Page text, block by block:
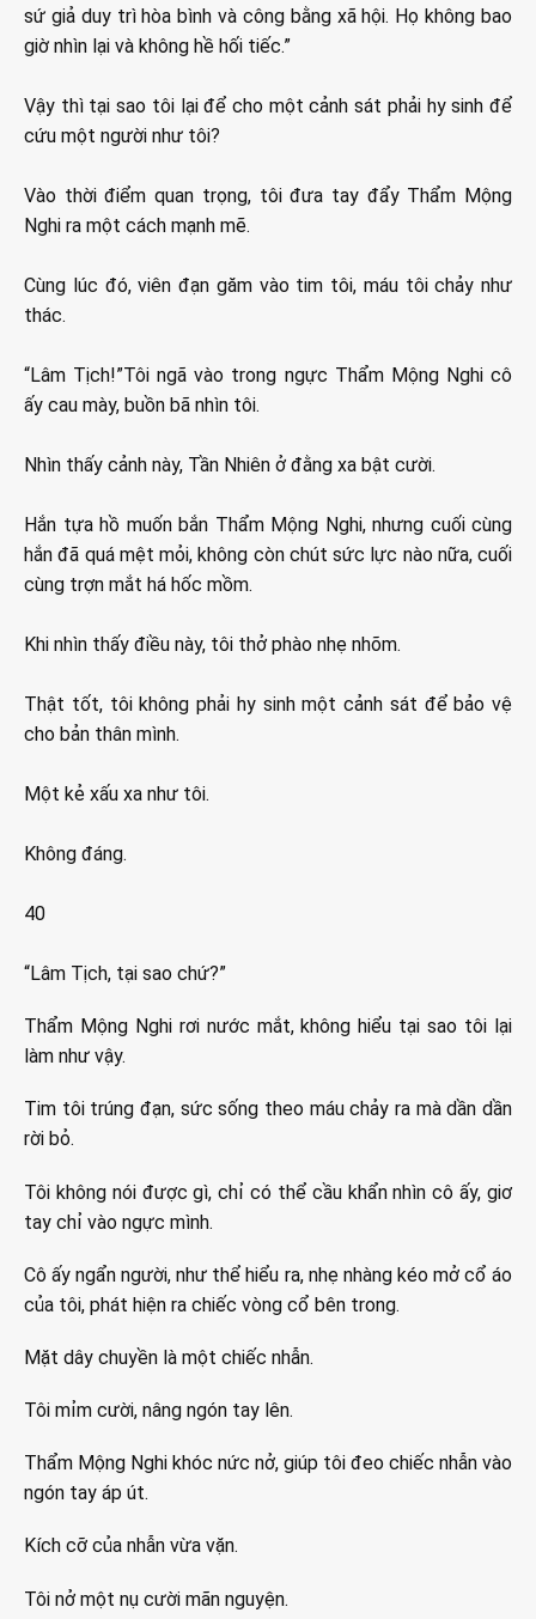
sứ giả duy trì hòa bình và công bằng xã hội. Họ không bao
giờ nhìn lại và không hề hối tiếc.”
Vậy thì tại sao tôi lại để cho một cảnh sát phải hy sinh để
cứu một người như tôi?
Vào thời điểm quan trọng, tôi đưa tay đẩy Thẩm Mộng
Nghi ra một cách mạnh mẽ.
Cùng lúc đó, viên đạn găm vào tim tôi, máu tôi chảy như
thác.
“Lâm Tịch!”Tôi ngã vào trong ngực Thẩm Mộng Nghi cô
ấy cau mày, buồn bã nhìn tôi.
Nhìn thấy cảnh này, Tần Nhiên ở đằng xa bật cười.
Hắn tựa hồ muốn bắn Thẩm Mộng Nghi, nhưng cuối cùng
hắn đã quá mệt mỏi, không còn chút sức lực nào nữa, cuối
cùng trợn mắt há hốc mồm.
Khi nhìn thấy điều này, tôi thở phào nhẹ nhõm.
Thật tốt, tôi không phải hy sinh một cảnh sát để bảo vệ
cho bản thân mình.
Một kẻ xấu xa như tôi.
Không đáng.
40
“Lâm Tịch, tại sao chứ?”
Thẩm Mộng Nghi rơi nước mắt, không hiểu tại sao tôi lại
làm như vậy.
Tim tôi trúng đạn, sức sống theo máu chảy ra mà dần dần
rời bỏ.
Tôi không nói được gì, chỉ có thể cầu khẩn nhìn cô ấy, giơ
tay chỉ vào ngực mình.
Cô ấy ngẩn người, như thể hiểu ra, nhẹ nhàng kéo mở cổ áo
của tôi, phát hiện ra chiếc vòng cổ bên trong.
Mặt dây chuyền là một chiếc nhẫn.
Tôi mỉm cười, nâng ngón tay lên.
Thẩm Mộng Nghi khóc nức nở, giúp tôi đeo chiếc nhẫn vào
ngón tay áp út.
Kích cỡ của nhẫn vừa vặn.
Tôi nở một nụ cười mãn nguyện.